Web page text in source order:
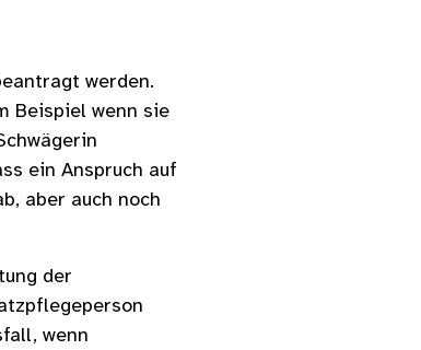
werden.
Beispiel wenn sie
ein Anspruch auf
aber auch noch
der
wenn